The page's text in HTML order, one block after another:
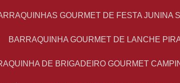
GOURMET DE FESTA JUNINA
BARRAQUINHA GOURMET DE LANCHE
DE BRIGADEIRO GOURMET